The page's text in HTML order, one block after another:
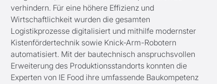
verhindern. Für eine höhere Effizienz und
Wirtschaftlichkeit wurden die gesamten
Logistikprozesse digitalisiert und mithilfe modernster
Kistenfördertechnik sowie Knick-Arm-Robotern
automatisiert. Mit der bautechnisch anspruchsvollen
Erweiterung des Produktionsstandorts konnten die
Experten von IE Food ihre umfassende Baukompetenz